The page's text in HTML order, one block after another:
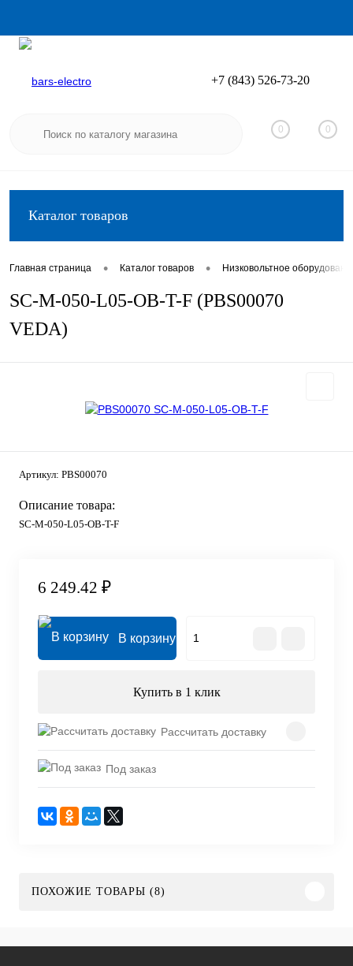
Вход
+7 (843) 526-73-20
0 0
Каталог товаров
Главная страница • Каталог товаров • Низковольтное
SC-M-050-L05-OB-T-F (PBS00070
VEDA)
Артикул: PBS00070
Описание товара:
SC-M-050-L05-OB-T-F
6 249.42 ₽
В корзину
Купить в 1 клик
Рассчитать доставку
Под заказ
ПОХОЖИЕ ТОВАРЫ (8)